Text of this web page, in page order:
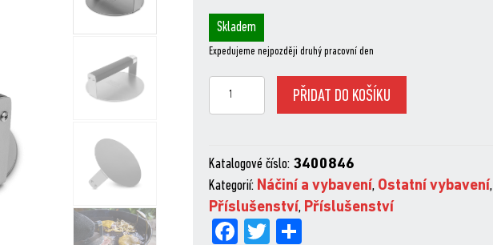
Skladem
Expedujeme nejpozději druhý pracovní den
NOVÝ
burgery,
nerezový
množství
PŘIDAT DO KOŠÍKU
Katalogové číslo: 3400846
Kategorií: Náčiní a vybavení, Ostatní vybavení,
Příslušenství, Příslušenství
Fa
Tw